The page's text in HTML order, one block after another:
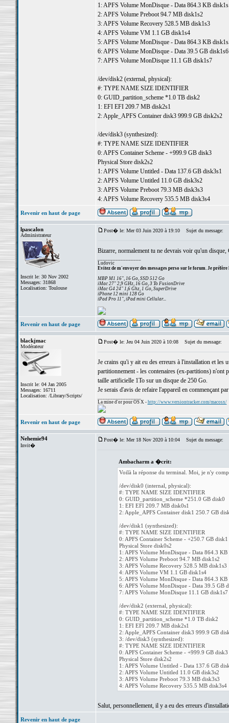
1: APFS Volume MonDisque - Data 864.3 KB
2: APFS Volume Preboot 94.7 MB disk1s2
3: APFS Volume Recovery 528.5 MB disk1s3
4: APFS Volume VM 1.1 GB disk1s4
5: APFS Volume MonDisque - Data 864.3 KB
6: APFS Volume MonDisque - Data 39.5 GB disk1s6
7: APFS Volume MonDisque 11.1 GB disk1s7
/dev/disk2 (external, physical):
#: TYPE NAME SIZE IDENTIFIER
0: GUID_partition_scheme *1.0 TB disk2
1: EFI EFI 209.7 MB disk2s1
2: Apple_APFS Container disk3 999.9 GB disk2s2
/dev/disk3 (synthesized):
#: TYPE NAME SIZE IDENTIFIER
0: APFS Container Scheme - +999.9 GB disk3
Physical Store disk2s2
1: APFS Volume Untitled - Data 137.6 GB disk3s1
2: APFS Volume Untitled 11.0 GB disk3s2
3: APFS Volume Preboot 79.3 MB disk3s3
4: APFS Volume Recovery 535.5 MB disk3s4
Revenir en haut de page
lpascalon
Administrateur
Inscrit le: 30 Nov 2002
Messages: 31868
Localisation: Toulouse
Post� le: Mer 03 Juin 2020 à 19:10 Sujet du message:
Bizarre, normalement tu ne devrais voir qu'un
Ludovic
Evitez de m'envoyer des messages perso sur le forum. Je préfère
MBP M1 16", 16 Go, SSD 512 Go
iMac 27" 2,9 GHz, 16 Go, 3 To FusionDrive
iMac G4 24" 1,6 Ghz, 1 Go, SuperDrive
iPhone 12 mini 128 Go
iPad Pro 11", iPad mini Cellular...
Revenir en haut de page
blackjmac
Modérateur
Inscrit le: 04 Jan 2005
Messages: 16711
Localisation: /Library/Scripts/
Post� le: Jeu 04 Juin 2020 à 10:08 Sujet du message:
Je crains qu'i y ait eu des erreurs à l'installation et
partitionnement - les contenaires (ex-partitions) n'ont
taille artificielle 1To sur un disque de 250 Go.
Je serais d'avis de refaire l'appareil en commençant
La mine d'or pour OS X - http://www.versiontracker.com/macosx/
Revenir en haut de page
Nehemie94
Invit�
Post� le: Mer 18 Nov 2020 à 10:04 Sujet du message:
Ambacharm a �crit:
Voilà la réponse du terminal. Moi, je n'y
/dev/disk0 (internal, physical):
#: TYPE NAME SIZE IDENTIFIER
0: GUID_partition_scheme *251.0 GB disk0
1: EFI EFI 209.7 MB disk0s1
2: Apple_APFS Container disk1 250.7 GB
/dev/disk1 (synthesized):
#: TYPE NAME SIZE IDENTIFIER
0: APFS Container Scheme - +250.7 GB disk1
Physical Store disk0s2
1: APFS Volume MonDisque - Data 864.3 KB
2: APFS Volume Preboot 94.7 MB disk1s2
3: APFS Volume Recovery 528.5 MB disk1s3
4: APFS Volume VM 1.1 GB disk1s4
5: APFS Volume MonDisque - Data 864.3 KB
6: APFS Volume MonDisque - Data 39.5 GB
7: APFS Volume MonDisque 11.1 GB disk1s7
/dev/disk2 (external, physical):
#: TYPE NAME SIZE IDENTIFIER
0: GUID_partition_scheme *1.0 TB disk2
1: EFI EFI 209.7 MB disk2s1
2: Apple_APFS Container disk3 999.9 GB
3: /dev/disk3 (synthesized):
#: TYPE NAME SIZE IDENTIFIER
0: APFS Container Scheme - +999.9 GB disk3
Physical Store disk2s2
1: APFS Volume Untitled - Data 137.6 GB
2: APFS Volume Untitled 11.0 GB disk3s2
3: APFS Volume Preboot 79.3 MB disk3s3
4: APFS Volume Recovery 535.5 MB disk3s4
Salut, personnellement, il y a eu des erreurs
Revenir en haut de page